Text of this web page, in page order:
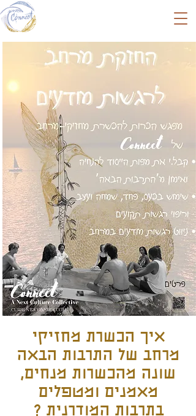
איך הכשרת מחזיקי
מרחב של התרבות הבאה
שונה מהכשרות מנחים,
מאמנים ומטפלים
בתרבות המודרנית ?